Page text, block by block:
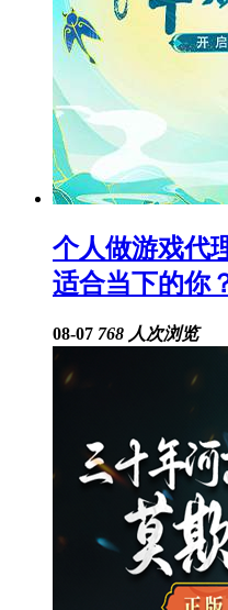
个人做游戏代
适合当下的你
08-07 768 人次浏览